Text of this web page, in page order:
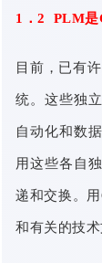
1．2 PLM是
目前，已有
统。这些独
自动化和数
用这些各自
递和交换。
和有关的技术